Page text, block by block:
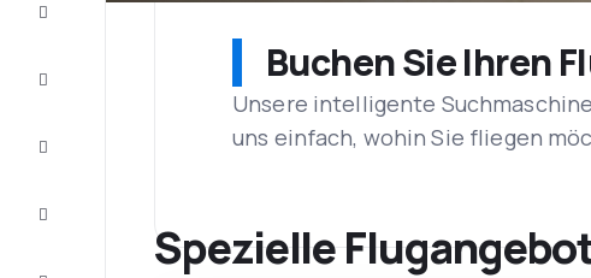
Buchen Sie Ihren
Unsere intelligente
uns einfach, wohin Sie fliegen
Spezielle